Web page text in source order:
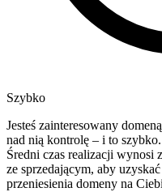
Szybko
Jesteś zainteresowany
nad nią kontrolę – i to
Średni czas realizacji wynosi
ze sprzedającym, aby
przeniesienia domeny na